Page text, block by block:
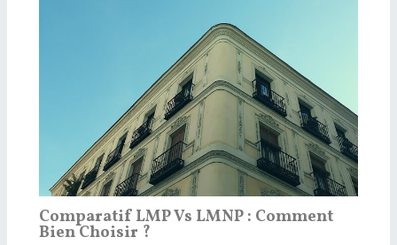
Comparatif LMP Vs LMNP : Comment
Bien Choisir ?